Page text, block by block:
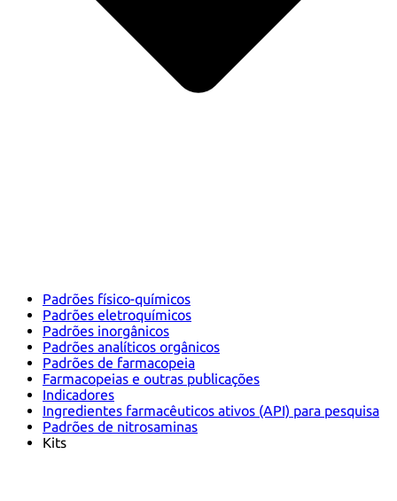
Padrões físico-químicos
Padrões eletroquímicos
Padrões inorgânicos
Padrões analíticos orgânicos
Padrões de farmacopeia
Farmacopeias e outras publicações
Indicadores
Ingredientes farmacêuticos ativos (API) para pesquisa
Padrões de nitrosaminas
Kits